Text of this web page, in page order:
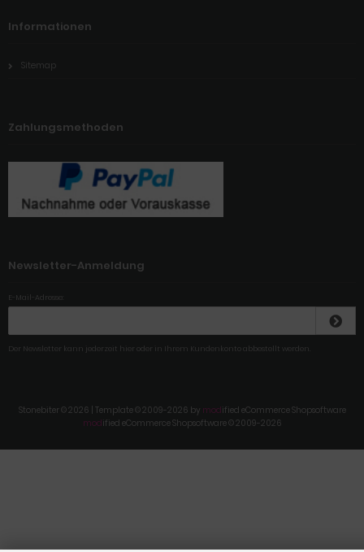
Informationen
Sitemap
Zahlungsmethoden
Newsletter-Anmeldung
E-Mail-Adresse:
Der Newsletter kann jederzeit hier oder in Ihrem Kundenkonto abbestellt werden.
Stonebiter © 2026 | Template © 2009-2026 by modified eCommerce Shopsoftware
modified eCommerce Shopsoftware © 2009-2026